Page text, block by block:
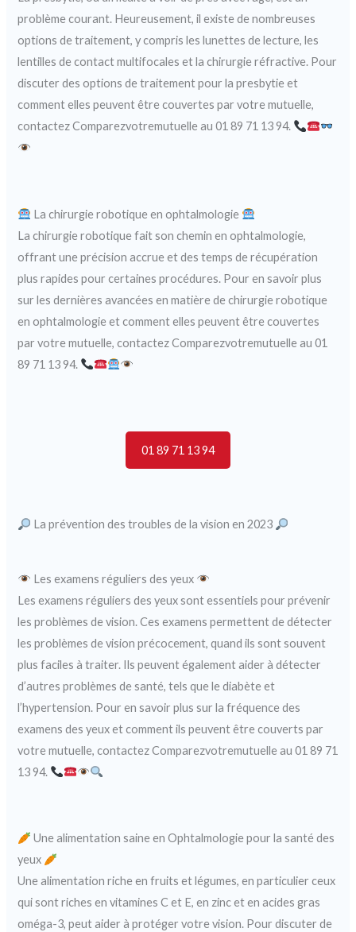
problème courant. Heureusement, il existe de nombreuses
options de traitement, y compris les lunettes de lecture, les
lentilles de contact multifocales et la chirurgie réfractive. Pour
discuter des options de traitement pour la presbytie et
comment elles peuvent être couvertes par votre mutuelle,
contactez Comparezvotremutuelle au 01 89 71 13 94.
La chirurgie robotique en ophtalmologie
La chirurgie robotique fait son chemin en ophtalmologie,
offrant une précision accrue et des temps de récupération
plus rapides pour certaines procédures. Pour en savoir plus
sur les dernières avancées en matière de chirurgie robotique
en ophtalmologie et comment elles peuvent être couvertes
par votre mutuelle, contactez Comparezvotremutuelle au 01
89 71 13 94.
01 89 71 13 94
La prévention des troubles de la vision en 2023
Les examens réguliers des yeux
Les examens réguliers des yeux sont essentiels pour prévenir
les problèmes de vision. Ces examens permettent de détecter
les problèmes de vision précocement, quand ils sont souvent
plus faciles à traiter. Ils peuvent également aider à détecter
d’autres problèmes de santé, tels que le diabète et
l’hypertension. Pour en savoir plus sur la fréquence des
examens des yeux et comment ils peuvent être couverts par
votre mutuelle, contactez Comparezvotremutuelle au 01 89 71
13 94.
Une alimentation saine en Ophtalmologie pour la santé des
yeux
Une alimentation riche en fruits et légumes, en particulier ceux
qui sont riches en vitamines C et E, en zinc et en acides gras
oméga-3, peut aider à protéger votre vision. Pour discuter de